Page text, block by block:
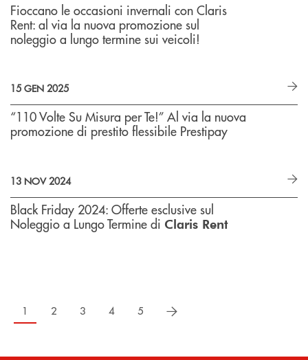
Fioccano le occasioni invernali con Claris
Rent: al via la nuova promozione sul
noleggio a lungo termine sui veicoli!
15 GEN 2025
“110 Volte Su Misura per Te!” Al via la nuova
promozione di prestito flessibile Prestipay
13 NOV 2024
Black Friday 2024: Offerte esclusive sul
Noleggio a Lungo Termine di Claris Rent
1 2 3 4 5 successivo